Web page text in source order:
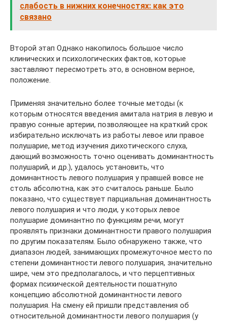
слабость в нижних конечностях: как это
связано
Второй этап Однако накопилось большое число
клинических и психологических фактов, которые
заставляют пересмотреть это, в основном верное,
положение.
Применяя значительно более точные методы (к
которым относятся введения амитала натрия в левую и
правую сонные артерии, позволяющее на краткий срок
избирательно исключать из работы левое или правое
полушарие, метод изучения дихотического слуха,
дающий возможность точно оценивать доминантность
полушарий, и др.), удалось установить, что
доминантность левого полушария у правшей вовсе не
столь абсолютна, как это считалось раньше. Было
показано, что существует парциальная доминантность
левого полушария и что люди, у которых левое
полушарие доминантно по функциям речи, могут
проявлять признаки доминантности правого полушария
по другим показателям. Было обнаружено также, что
диапазон людей, занимающих промежуточное место по
степени доминантности левого полушария, значительно
шире, чем это предполагалось, и что перцептивных
формах психической деятельности пошатнуло
концепцию абсолютной доминантности левого
полушария. На смену ей пришли представления об
относительной доминантности левого полушария (у